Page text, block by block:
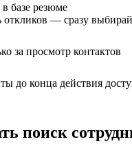
базе резюме
— сразу
за просмотр контактов
до конца действия
поиск